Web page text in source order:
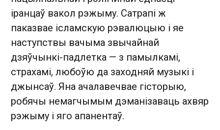
іранцаў вакол рэжыму. Сатрапі ж
паказвае ісламскую рэвалюцыю і яе
наступствы вачыма звычайнай
дзяўчынкі-падлетка — з памылкамі,
страхамі, любоўю да заходняй музыкі і
джынсаў. Яна ачалавечвае гісторыю,
робячы немагчымым дэманізаваць ахвяр
рэжыму і яго апанентаў.